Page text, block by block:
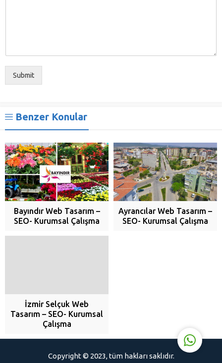
Submit
Benzer Konular
Bayındır Web Tasarım –
SEO- Kurumsal Çalışma
Ayrancılar Web Tasarım –
SEO- Kurumsal Çalışma
İzmir Selçuk Web
Tasarım – SEO- Kurumsal
Çalışma
Copyright © 2023, tüm hakları saklıdır.